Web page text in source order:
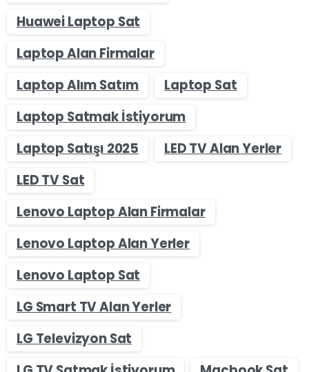
Huawei Laptop Sat
Laptop Alan Firmalar
Laptop Alım Satım
Laptop Sat
Laptop Satmak İstiyorum
Laptop Satışı 2025
LED TV Alan Yerler
LED TV Sat
Lenovo Laptop Alan Firmalar
Lenovo Laptop Alan Yerler
Lenovo Laptop Sat
LG Smart TV Alan Yerler
LG Televizyon Sat